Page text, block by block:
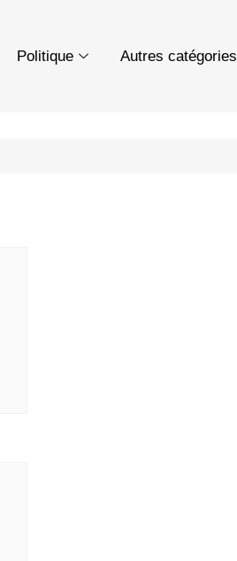
Politique Autres catégories